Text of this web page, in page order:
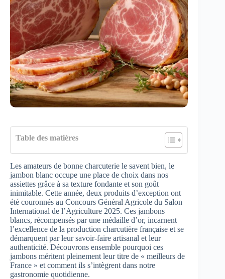
Table des matières
Les amateurs de bonne charcuterie le savent bien, le
jambon blanc occupe une place de choix dans nos
assiettes grâce à sa texture fondante et son goût
inimitable. Cette année, deux produits d’exception ont
été couronnés au Concours Général Agricole du Salon
International de l’Agriculture 2025. Ces jambons
blancs, récompensés par une médaille d’or, incarnent
l’excellence de la production charcutière française et se
démarquent par leur savoir-faire artisanal et leur
authenticité. Découvrons ensemble pourquoi ces
jambons méritent pleinement leur titre de « meilleurs de
France » et comment ils s’intègrent dans notre
gastronomie quotidienne.